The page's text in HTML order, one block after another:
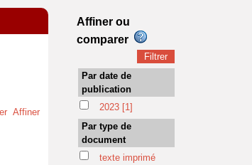
Affiner
Affiner ou
comparer
Par date de
publication
2023 [1]
Par type de
document
texte imprimé